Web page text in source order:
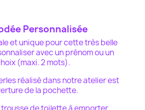
Personnalisée
et unique pour cette très belle
avec un prénom ou un
(maxi. 2 mots).
réalisé dans notre atelier est
de la pochette.